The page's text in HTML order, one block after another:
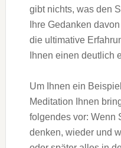
gibt nichts, was den
Ihre Gedanken
die ultimative
Ihnen einen deutlich
Um Ihnen ein
Meditation Ihnen
folgendes vor: Wenn
denken, wieder und